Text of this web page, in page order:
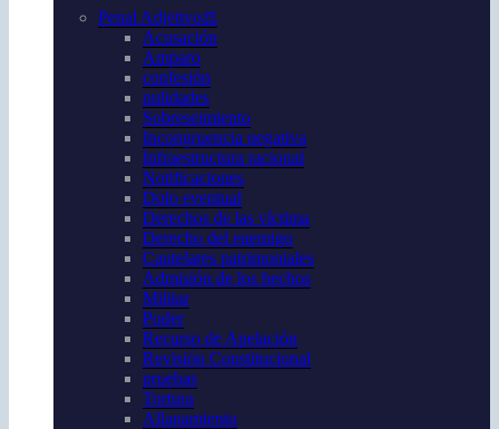
Penal Adjetivo⚖️
Acusación
Amparo
confesión
nulidades
Sobreseimiento
Incongruencia negativa
Infraestructura racional
Notificaciones
Dolo eventual
Derechos de las víctima
Derecho del enemigo
Cautelares patrimoniales
Admisión de los hechos
Militar
Poder
Recurso de Apelación
Revisión Constitucional
pruebas
Tortura
Allanamiento